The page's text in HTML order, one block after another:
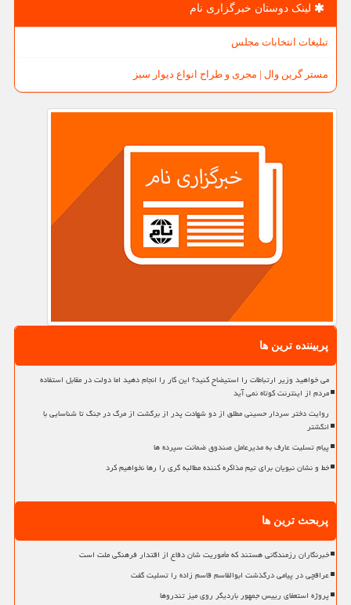
لینک دوستان خبرگزاری نام
تبلیغات انتخابات مجلس
مستر گرین وال | مجری و طراح انواع دیوار سبز
پربیننده ترین ها
می خواهید وزیر ارتباطات را استیضاح کنید؟ این کار را انجام دهید اما دولت در مقابل استفاده
مردم از اینترنت کوتاه نمی آید
روایت دختر سردار حسینی مطلق از دو شهادت پدر از برگشت از مرگ در جنگ تا شناسایی با
انگشتر
پیام تسلیت عارف به مدیرعامل صندوق ضمانت سپرده ها
خط و نشان نبویان برای تیم مذاکره کننده مطالبه گری را رها نخواهیم کرد
پربحث ترین ها
خبرنگاران رزمندگانی هستند که مأموریت شان دفاع از اقتدار فرهنگی ملت است
عراقچی در پیامی درگذشت ابوالقاسم قاسم زاده را تسلیت گفت
پروژه استعفای رییس جمهور باردیگر روی میز تندروها